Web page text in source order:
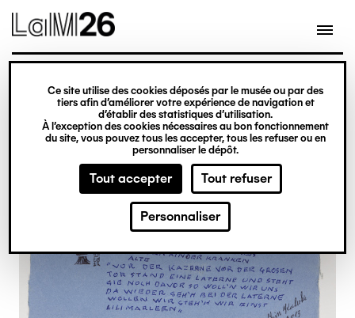
Gestion des cookies
Ce site utilise des cookies déposés par le musée ou par des
tiers afin d’améliorer votre expérience de navigation et
d’établir des statistiques d’utilisation.
À l’exception des cookies nécessaires au bon fonctionnement
du site, vous pouvez tous les accepter, tous les refuser ou en
personnaliser le dépôt.
Tout accepter Tout refuser
Personnaliser
contenu